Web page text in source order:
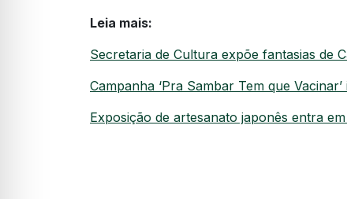
Leia mais:
Secretaria de Cultura expõe fantasias de
Campanha ‘Pra Sambar Tem que
Exposição de artesanato japonês entra